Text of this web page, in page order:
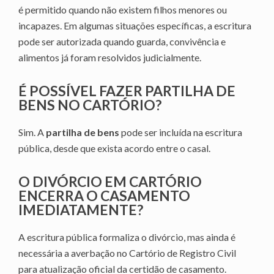
é permitido quando não existem filhos menores ou
incapazes. Em algumas situações específicas, a escritura
pode ser autorizada quando guarda, convivência e
alimentos já foram resolvidos judicialmente.
É POSSÍVEL FAZER PARTILHA DE
BENS NO CARTÓRIO?
Sim. A partilha de bens pode ser incluída na escritura
pública, desde que exista acordo entre o casal.
O DIVÓRCIO EM CARTÓRIO
ENCERRA O CASAMENTO
IMEDIATAMENTE?
A escritura pública formaliza o divórcio, mas ainda é
necessária a averbação no Cartório de Registro Civil
para atualização oficial da certidão de casamento.